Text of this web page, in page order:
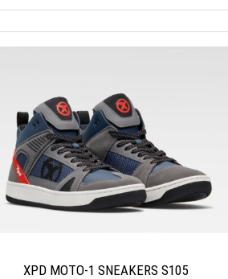
XPD MOTO-1 SNEAKERS S105